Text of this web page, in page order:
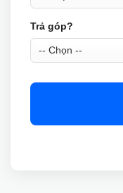
Trả góp?